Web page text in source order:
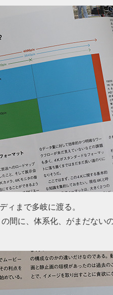
ィまで多岐に渡る。
間に、体系化、がまだない